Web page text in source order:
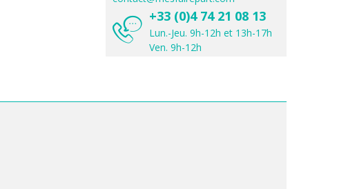
+33 (0)4 74 21 08 13
Lun.-Jeu. 9h-12h et 13h-17h
Ven. 9h-12h